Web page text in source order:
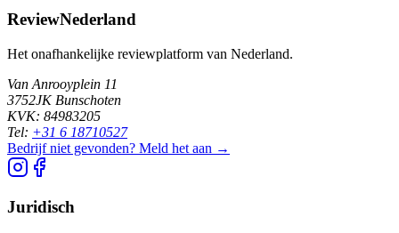
ReviewNederland
Het onafhankelijke reviewplatform van Nederland.
Van Anrooyplein 11
3752JK Bunschoten
KVK: 84983205
Tel: +31 6 18710527
Bedrijf niet gevonden? Meld het aan →
Juridisch